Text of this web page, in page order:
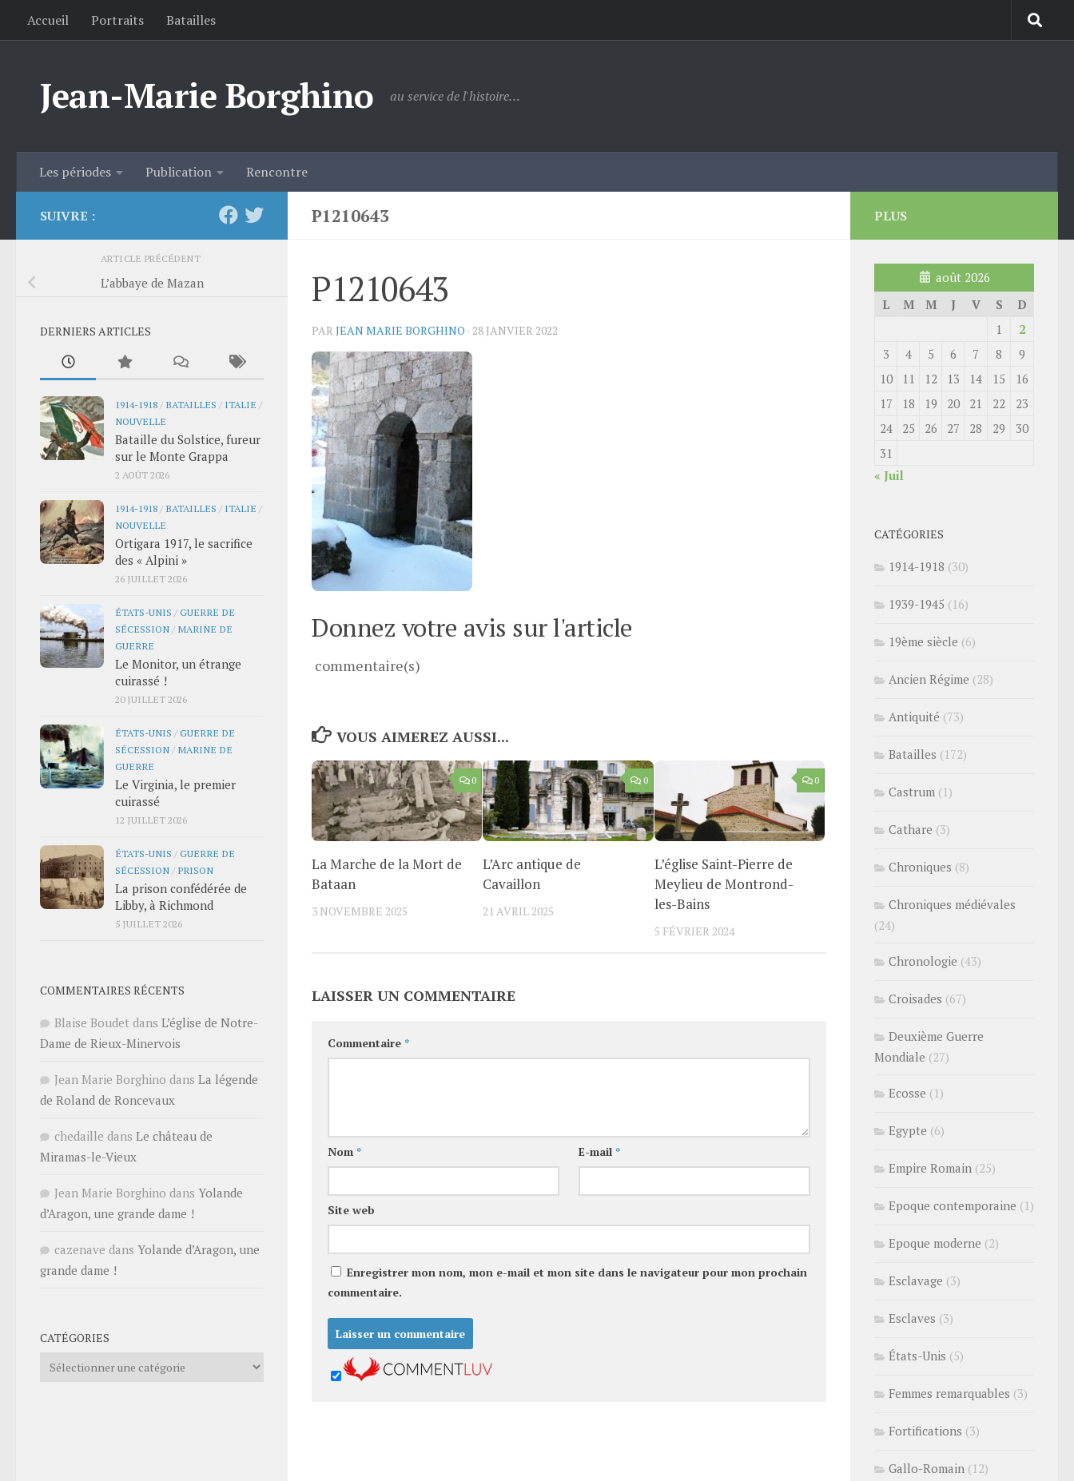
Skip to content
Accueil Portraits Batailles
Jean-Marie Borghino au service de l'histoire…
Les périodes Publication Rencontre
P1210643
P1210643
PAR JEAN MARIE BORGHINO · 28 JANVIER 2022
Donnez votre avis sur l'article
commentaire(s)
VOUS AIMEREZ AUSSI...
0
La Marche de la Mort de
Bataan
3 NOVEMBRE 2025
0
L’Arc antique de
Cavaillon
21 AVRIL 2025
0
L’église Saint-Pierre de
Meylieu de Montrond-
les-Bains
5 FÉVRIER 2024
LAISSER UN COMMENTAIRE
Commentaire *
Nom * E-mail *
Site web
Enregistrer mon nom, mon e-mail et mon site dans le navigateur pour mon prochain
commentaire.
SUIVRE :
ARTICLE PRÉCÉDENT
L’abbaye de Mazan
DERNIERS ARTICLES
1914-1918 / BATAILLES / ITALIE /
NOUVELLE
Bataille du Solstice, fureur
sur le Monte Grappa
2 AOÛT 2026
1914-1918 / BATAILLES / ITALIE /
NOUVELLE
Ortigara 1917, le sacrifice
des « Alpini »
26 JUILLET 2026
ÉTATS-UNIS /GUERRE DE
SÉCESSION / MARINE DE
GUERRE
Le Monitor, un étrange
cuirassé !
20 JUILLET 2026
ÉTATS-UNIS /GUERRE DE
SÉCESSION / MARINE DE
GUERRE
Le Virginia, le premier
cuirassé
12 JUILLET 2026
ÉTATS-UNIS /GUERRE DE
SÉCESSION / PRISON
La prison confédérée de
Libby, à Richmond
5 JUILLET 2026
COMMENTAIRES RÉCENTS
Blaise Boudet dans L’église de Notre-
Dame de Rieux-Minervois
Jean Marie Borghino dans La légende
de Roland de Roncevaux
chedaille dans Le château de
Miramas-le-Vieux
Jean Marie Borghino dans Yolande
d’Aragon, une grande dame !
cazenave dans Yolande d’Aragon, une
grande dame !
CATÉGORIES
Catégories
PLUS
août 2026
L
M M J V S
D
1
2
3
4 5 6 7 8
9
10
11 12 13 14 15
16
17
18 19 20 21 22
23
24
25 26 27 28 29
30
31
« Juil
CATÉGORIES
1914-1918 (30)
1939-1945 (16)
19ème siècle (6)
Ancien Régime (28)
Antiquité (73)
Batailles (172)
Castrum (1)
Cathare (3)
Chroniques (8)
Chroniques médiévales
(24)
Chronologie (43)
Croisades (67)
Deuxième Guerre
Mondiale (27)
Ecosse (1)
Egypte (6)
Empire Romain (25)
Epoque contemporaine (1)
Epoque moderne (2)
Esclavage (3)
Esclaves (3)
États-Unis (5)
Femmes remarquables (3)
Fortifications (3)
Gallo-Romain (12)